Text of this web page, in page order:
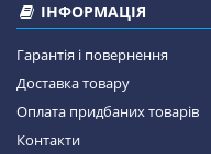
ІНФОРМАЦІЯ
Гарантія і повернення
Доставка товару
Оплата придбаних товарів
Контакти